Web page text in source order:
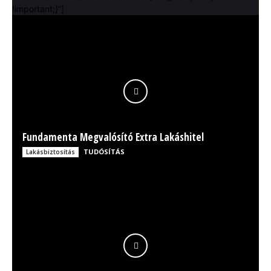
!important;}”]
Fundamenta Megvalósító Extra Lakáshitel
Lakásbiztosítás TUDÓSÍTÁS